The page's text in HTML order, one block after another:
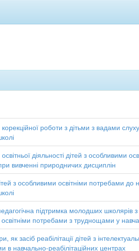
роботи з дітьми з вадами
діяльності дітей з особливими
вивченні природничих дисциплін
з особливими освітніми потребами до
підтримка молодших школярів з
потребами з труднощами у
як засіб реабілітації дітей з
в навчально-реабілітаційних центрах